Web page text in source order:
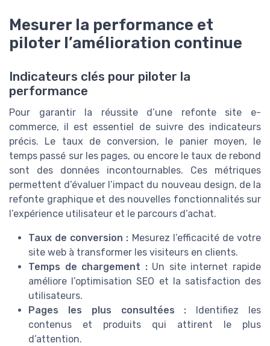
Mesurer la performance et
piloter l’amélioration continue
Indicateurs clés pour piloter la
performance
Pour garantir la réussite d’une refonte site e-
commerce, il est essentiel de suivre des indicateurs
précis. Le taux de conversion, le panier moyen, le
temps passé sur les pages, ou encore le taux de rebond
sont des données incontournables. Ces métriques
permettent d’évaluer l’impact du nouveau design, de la
refonte graphique et des nouvelles fonctionnalités sur
l’expérience utilisateur et le parcours d’achat.
Taux de conversion : Mesurez l’efficacité de votre
site web à transformer les visiteurs en clients.
Temps de chargement :Un site internet rapide
améliore l’optimisation SEO et la satisfaction des
utilisateurs.
Pages les plus consultées : Identifiez les
contenus et produits qui attirent le plus
d’attention.